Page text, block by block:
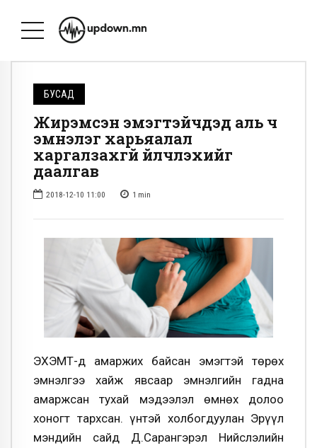
БУСАД
Жирэмсэн эмэгтэйчүүдэд аль ч
эмнэлэг харьяалал
харгалзахгүй үйлчлэхийг
даалгав
2018-12-10 11:00 1 min
ЭХЭМҮТ-д амаржих байсан эмэгтэй төрөх
эмнэлгээ хайж явсаар эмнэлгийн гадна
амаржсан тухай мэдээлэл өмнөх долоо
хоногт тархсан. Үүнтэй холбогдуулан Эрүүл
мэндийн сайд Д.Сарангэрэл Нийслэлийн